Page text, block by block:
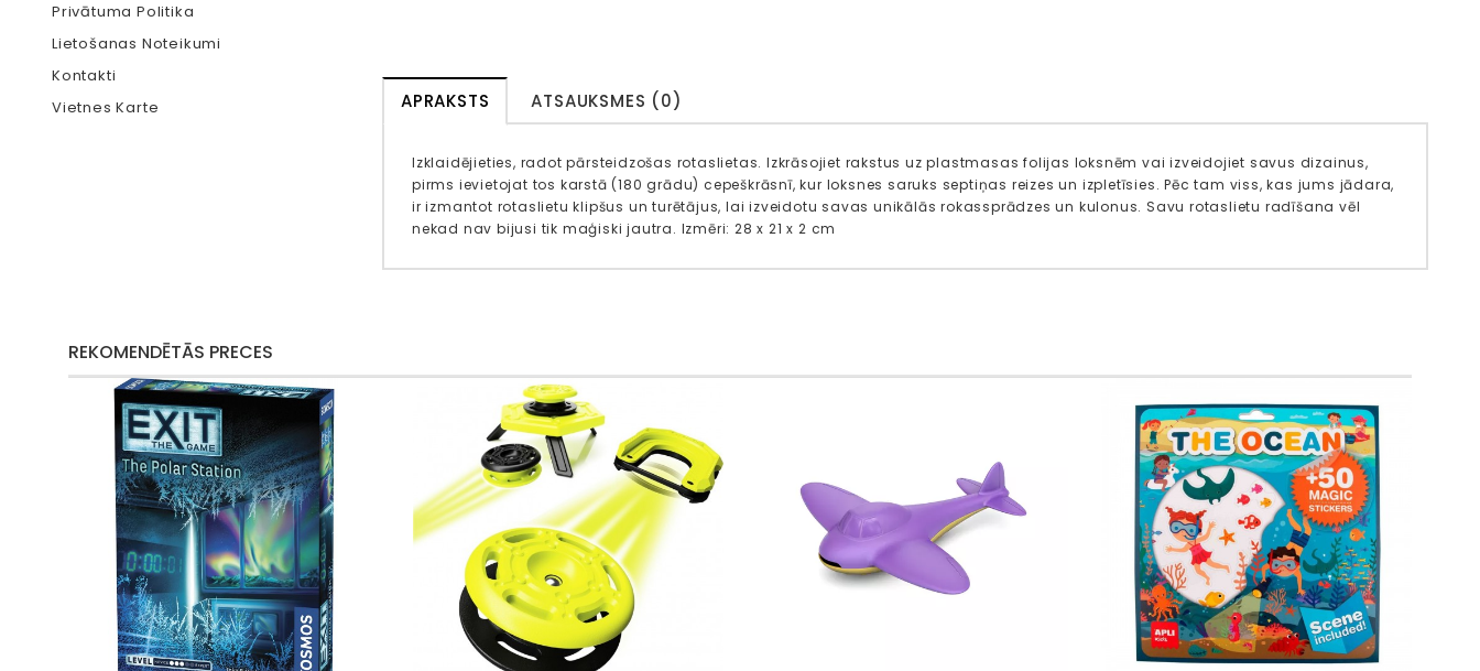
Privātuma Politika
Lietošanas Noteikumi
Kontakti
Vietnes Karte
APRAKSTS ATSAUKSMES (0)
Izklaidējieties, radot pārsteidzošas rotaslietas. Izkrāsojiet rakstus uz plastmasas folijas loksnēm vai izveidojiet savus dizainus,
pirms ievietojat tos karstā (180 grādu) cepeškrāsnī, kur loksnes saruks septiņas reizes un izpletīsies. Pēc tam viss, kas jums jādara,
ir izmantot rotaslietu klipšus un turētājus, lai izveidotu savas unikālās rokassprādzes un kulonus. Savu rotaslietu radīšana vēl
nekad nav bijusi tik maģiski jautra. Izmēri: 28 x 21 x 2 cm
REKOMENDĒTĀS PRECES